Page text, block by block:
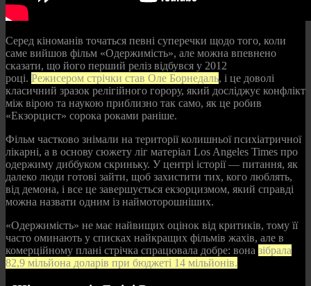
Серед кіноманів точаться певні суперечки щодо того, коли
саме вийшов фільм «Одержимість», але можна впевнено
сказати, що його перший реліз відбувся у 2012
році. Режисером стрічки став Оле Борнедаль, і це доволі
класичний зразок релігійного горору, який досліджує конфлікт
між вірою та наукою приблизно так само, як це робив
«Екзорцист» сорока роками раніше.
Фільм частково знімали на території колишньої психіатричної
лікарні, а в основу сюжету ліг матеріал Los Angeles Times про
одержиму диббуком скриньку. У центрі історії — питання, як
далеко люди готові зайти, щоб захистити тих, кого люблять,
від демона, і все це завершується екзорцизмом, який справді
можна назвати одним із наймоторошніших.
«Одержимість» не має найвищих оцінок від критиків, тому її
часто оминають у списках найкращих фільмів жахів, але в
комерційному плані стрічка спрацювала добре: вона зібрала
82,9 мільйона доларів при бюджеті 14 мільйонів.